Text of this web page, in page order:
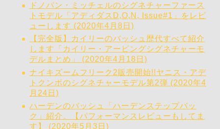
ドノバン・ミッチェルのシグネチャーファース
トモデル「アディダスD,O,N, Issue#1」をレビ
ューします (2020年4月8日)
【完全版】カイリーのバッシュ歴代すべて紹介
します「カイリー・アービングシグネチャーモ
デルまとめ」 (2020年4月18日)
ナイキズームフリーク2販売開始!!ヤニス・アデ
トクンボのシグネチャーモデル第2弾 (2020年4
月24日)
ハーデンのバッシュ「ハーデンステップバッ
ク」紹介。【パフォーマンスレビューもしてま
す】 (2020年5月3日)